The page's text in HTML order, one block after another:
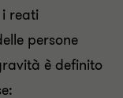
reati
persone
è definito